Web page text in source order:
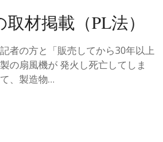
材掲載（PL法）
者の方と「販売してから30年以上
の扇風機が 発火し死亡してしま
、製造物…